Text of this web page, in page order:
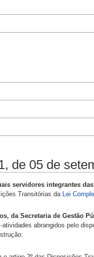
de 05 de
servidores integrantes
Transitórias da Lei
da Secretaria de Gestão
abrangidos pelo